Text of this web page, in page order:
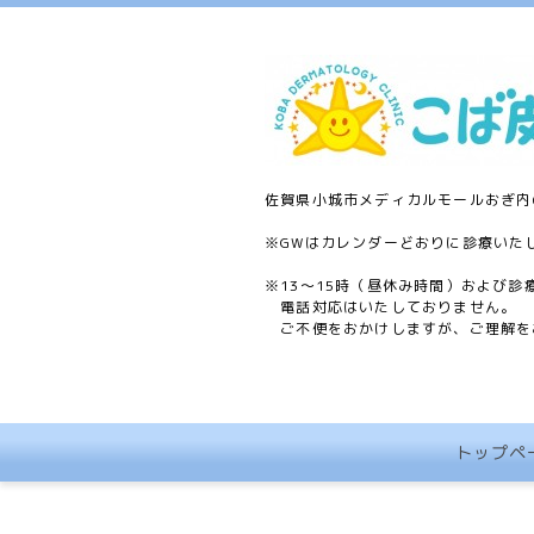
佐賀県小城市メディカルモールおぎ
※GWはカレンダーどおりに診療いた
※13〜15時（昼休み時間）および診
電話対応はいたしておりません。
ご不便をおかけしますが、ご理解
トップペ